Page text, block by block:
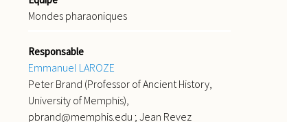
Mondes pharaoniques
Responsable
Emmanuel LAROZE
Peter Brand (Professor of Ancient History,
University of Memphis),
pbrand@memphis.edu ; Jean Revez